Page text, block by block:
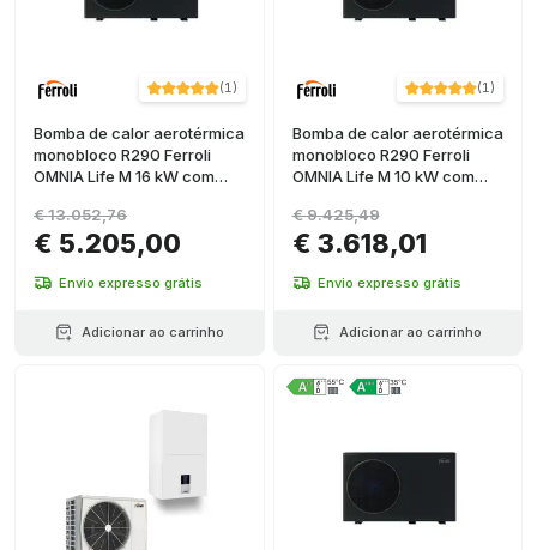
(1)
Bomba de calor aerotérmica
monobloco R290 Ferroli
OMNIA Life M 16 kW com
€ 5.205,00
€ 13.052,76
Envio expresso grátis
Adicionar ao carrinho
(1)
Bomba de calor aerotérmica
monobloco R290 Ferroli
OMNIA Life M 10 kW com
€ 3.618,01
€ 9.425,49
Envio expresso grátis
Adicionar ao carrinho